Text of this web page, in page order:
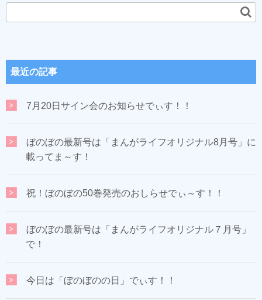
最近の記事
7月20日サイン会のお知らせでぃす！！
ぼのぼの最新号は「まんがライフオリジナル8月号」に
載ってま～す！
祝！ぼのぼの50巻発売のおしらせでぃ～す！！
ぼのぼの最新号は「まんがライフオリジナル７月号」
で！
今日は「ぼのぼのの日」でぃす！！